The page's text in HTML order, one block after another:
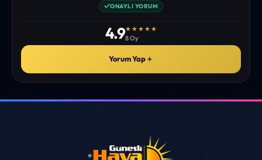
✓ONAYLI YORUM
4.9★★★★★
8 Oy
Yorum Yap＋